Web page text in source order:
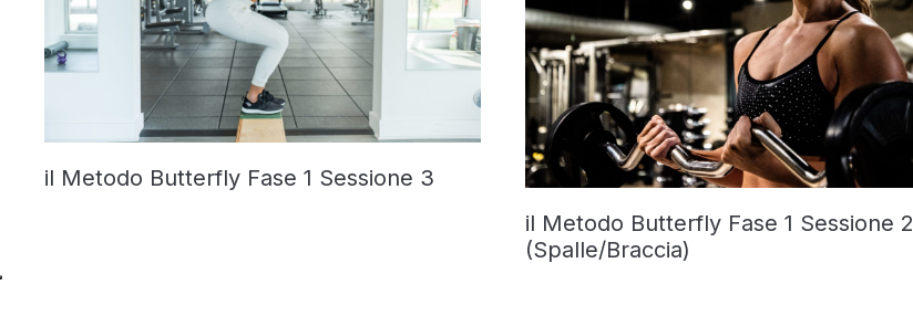
il Metodo Butterfly Fase 1 Sessione 3
il Metodo Butterfly Fase 1 Sessione 2
(Spalle/Braccia)